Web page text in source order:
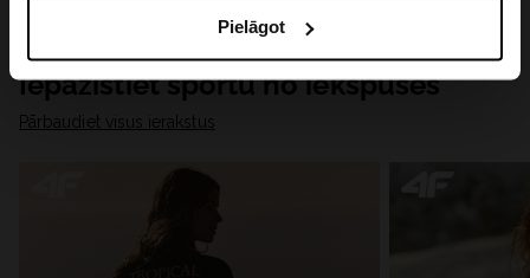
saturu un uzlabotu mūsu partneru piedāvātos risinajumus
( piem. socialos tīklus). Detalizētu informāciju var atrast
mūsu Privātuma politikā un sadaļā "Detaļas".
Pielāgot
Iepazīstiet sportu no iekšpuses
Pārbaudiet visus ierakstus